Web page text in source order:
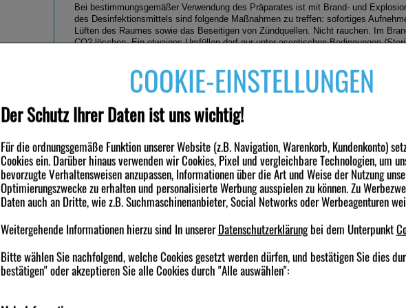
COOKIE-EINSTELLUNGEN
Der Schutz Ihrer Daten ist uns wichtig!
Für die ordnungsgemäße Funktion unserer Website (z.B. Navigation, Warenkorb, Kundenkonto)
Cookies ein. Darüber hinaus verwenden wir Cookies, Pixel und vergleichbare Technologien, um
bevorzugte Verhaltensweisen anzupassen, Informationen über die Art und Weise der Nutzung
Optimierungszwecke zu erhalten und personalisierte Werbung ausspielen zu können. Zu
Daten auch an Dritte, wie z.B. Suchmaschinenanbieter, Social Networks oder Werbeagenturen
Weitergehende Informationen hierzu sind In unsererDatenschutzerklärungbei dem Unterpunkt
Bitte wählen Sie nachfolgend, welche Cookies gesetzt werden dürfen, und bestätigen Sie dies
bestätigen" oder akzeptieren Sie alle Cookies durch "Alle auswählen":
Bei bestimmungsgemäßer Verwendung des Präparates ist mit Brand- und
des Desinfektionsmittels sind folgende Maßnahmen zu treffen: sofortiges
Lüften des Raumes sowie das Beseitigen von Zündquellen. Nicht rauchen. Im
CO2 löschen. Ein etwaiges Umfüllen darf nur unter aseptischen Bedingungen
Andere Kunden haben ebenfalls folgende Produkte gekauft
-56% -51% -75%